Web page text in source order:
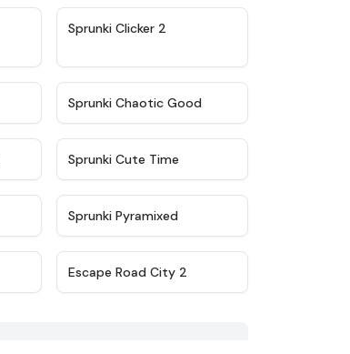
Sprunki Clicker 2
★
Sprunki Chaotic Good
Sprunki Cute Time
Sprunki Pyramixed
Escape Road City 2